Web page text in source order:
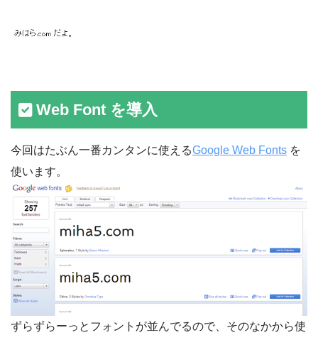
Web Font を導入
今回はたぶん一番カンタンに使えるGoogle Web Fonts を
使います。
ずらずらーっとフォントが並んでるので、そのなかから使